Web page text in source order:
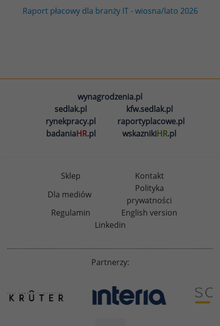
Raport płacowy dla branży IT - wiosna/lato 2026
wynagrodzenia.pl
sedlak.pl
kfw.sedlak.pl
rynekpracy.pl
raportyplacowe.pl
badaniaHR.pl wskaznikiHR.pl
Sklep
Kontakt
Dla mediów
Polityka
prywatności
Regulamin
English version
Linkedin
Partnerzy: